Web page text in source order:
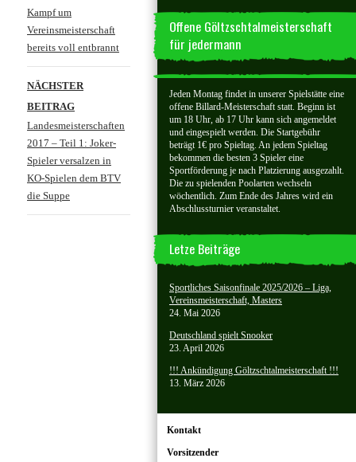
Offene Göltzschtalmeisterschaft
für jedermann
Jeden Montag findet in unserer Spielstätte eine
offene Billard-Meisterschaft statt. Beginn ist
um 18 Uhr, ab 17 Uhr kann sich angemeldet
und eingespielt werden. Die Startgebühr
beträgt 1€ pro Spieltag. An jedem Spieltag
bekommen die besten 3 Spieler eine
Sportförderung je nach Platzierung ausgezahlt.
Die zu spielenden Poolarten wechseln
wöchentlich. Zum Ende des Jahres wird ein
Abschlussturnier veranstaltet.
Letze Beiträge
Sportliches Saisonfinale 2025/2026 – Liga,
Vereinsmeisterschaft, Masters
24. Mai 2026
Deutschland spielt Snooker
23. April 2026
!!! Ankündigung Göltzschtalmeisterschaft !!!
13. März 2026
Kontakt
Vorsitzender
Kampf um
Vereinsmeisterschaft
bereits voll entbrannt
NÄCHSTER
BEITRAG
Landesmeisterschaften
2017 – Teil 1: Joker-
Spieler versalzen in
KO-Spielen dem BTV
die Suppe